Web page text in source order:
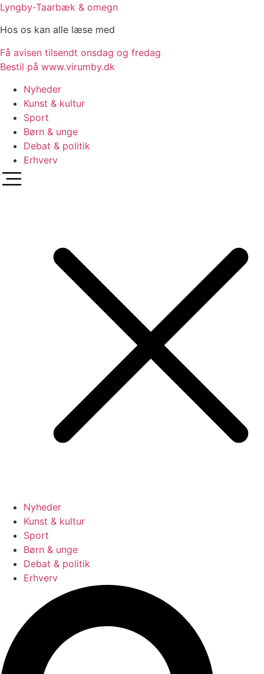
Lyngby-Taarbæk & omegn
Hos os kan alle læse med
Få avisen tilsendt onsdag og fredag
Bestil på www.virumby.dk
Nyheder
Kunst & kultur
Sport
Børn & unge
Debat & politik
Erhverv
Nyheder
Kunst & kultur
Sport
Børn & unge
Debat & politik
Erhverv